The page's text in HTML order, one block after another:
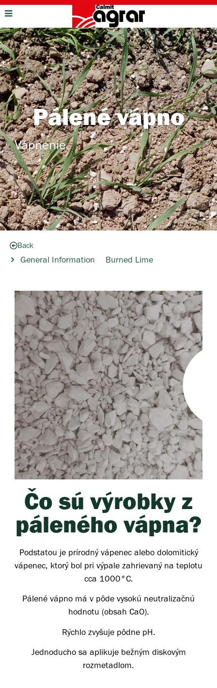
Pálené vápno
Vápnenie
Back
General Information Burned Lime
Čo sú výrobky z
páleného vápna?
Podstatou je prírodný vápenec alebo dolomitický
vápenec, ktorý bol pri výpale zahrievaný na teplotu
cca 1000°C.
Pálené vápno má v pôde vysokú neutralizačnú
hodnotu (obsah CaO).
Rýchlo zvyšuje pôdne pH.
Jednoducho sa aplikuje bežným diskovým
rozmetadlom.